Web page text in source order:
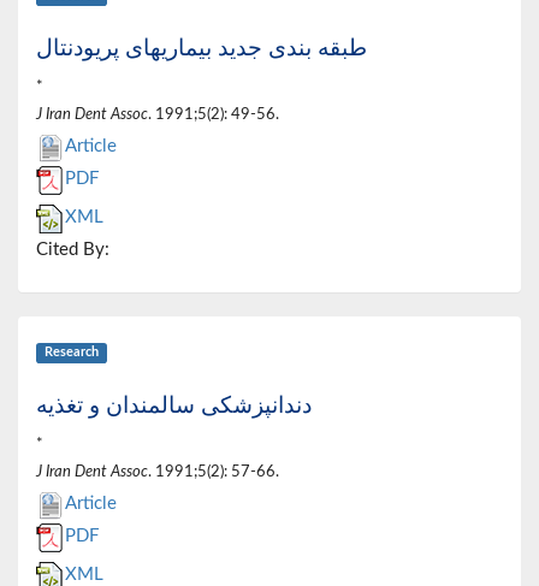
طبقه بندی جدید بیماریهای پریودنتال
*
J Iran Dent Assoc. 1991;5(2): 49-56.
Article
PDF
XML
Cited By:
Research
دندانپزشکی سالمندان و تغذیه
*
J Iran Dent Assoc. 1991;5(2): 57-66.
Article
PDF
XML